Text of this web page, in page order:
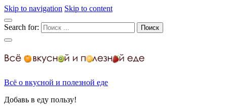
Skip to navigation Skip to content
Search for:
Всё о вкусной и полезной еде
Добавь в еду пользу!